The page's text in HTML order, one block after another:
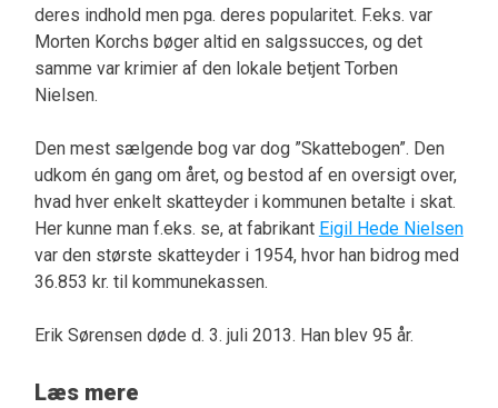
deres indhold men pga. deres popularitet. F.eks. var
Morten Korchs bøger altid en salgssucces, og det
samme var krimier af den lokale betjent Torben
Nielsen.
Den mest sælgende bog var dog ”Skattebogen”. Den
udkom én gang om året, og bestod af en oversigt over,
hvad hver enkelt skatteyder i kommunen betalte i skat.
Her kunne man f.eks. se, at fabrikant Eigil Hede Nielsen
var den største skatteyder i 1954, hvor han bidrog med
36.853 kr. til kommunekassen.
Erik Sørensen døde d. 3. juli 2013. Han blev 95 år.
Læs mere